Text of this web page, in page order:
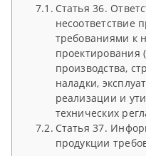
Статья 36.
несоответствие
требованиями к
проектирования
производства,
наладки,
реализации и
технических
Статья 37.
продукции